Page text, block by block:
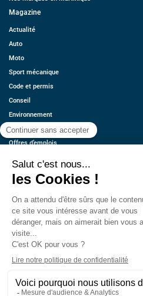
Magazine
Actualité
Auto
Moto
Sport mécanique
Code et permis
Conseil
Environnement
Économie
Offres d’emplois
Contact
Estimez votre voiture
Mentions légales
CGU